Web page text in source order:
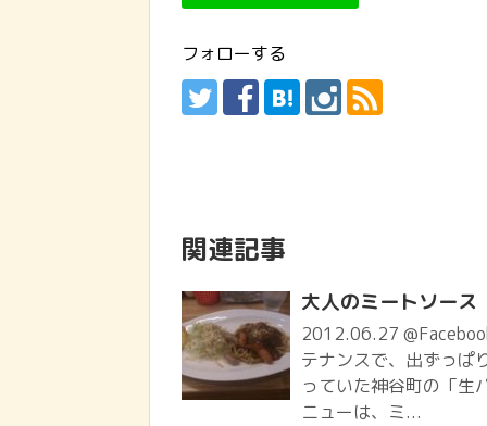
フォローする
関連記事
大人のミートソース
2012.06.27
テナンスで、出ずっぱ
っていた神谷町の「生
ニューは、ミ...